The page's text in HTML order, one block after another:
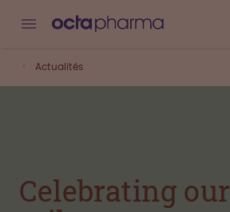
Actualités
Celebrating our